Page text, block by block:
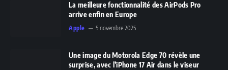
La meilleure fonctionnalité des AirPods Pro
arrive enfin en Europe
Apple 5 novembre 2025
Une image du Motorola Edge 70 révèle une
surprise, avec l’iPhone 17 Air dans le viseur